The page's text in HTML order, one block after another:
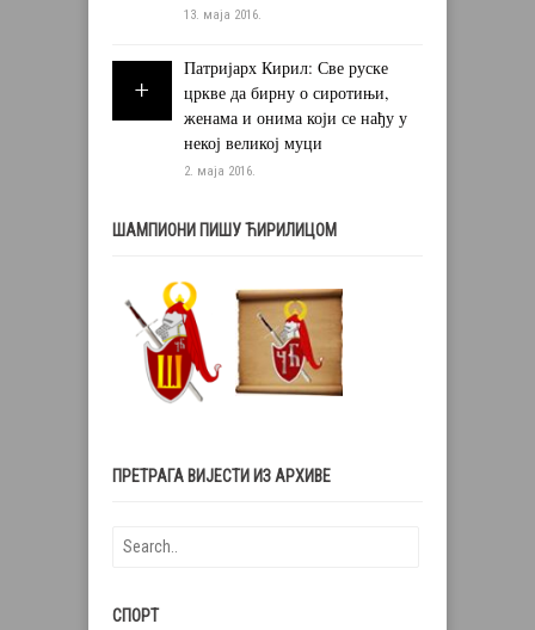
13. маја 2016.
Патријарх Кирил: Све руске
цркве да бирну о сиротињи,
женама и онима који се нађу у
некој великој муци
2. маја 2016.
ШАМПИОНИ ПИШУ ЋИРИЛИЦОМ
ПРЕТРАГА ВИЈЕСТИ ИЗ АРХИВЕ
СПОРТ